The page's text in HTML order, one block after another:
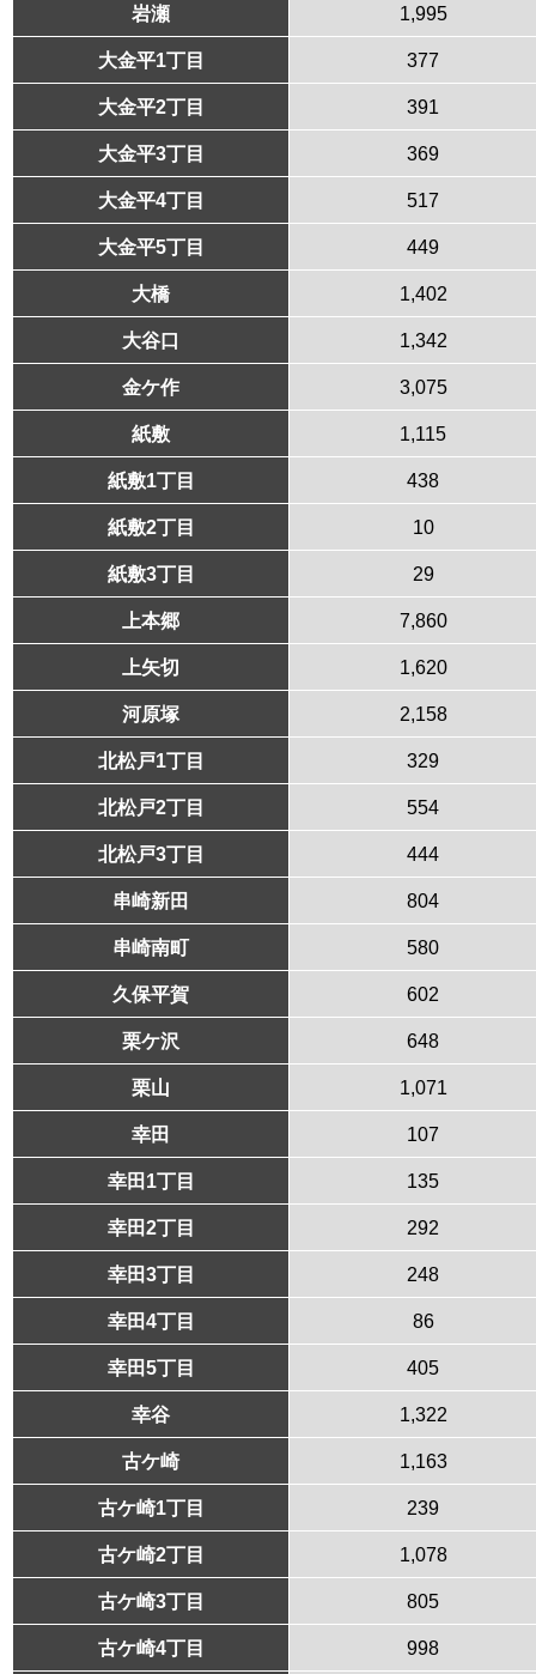
岩瀬 1,995
大金平1丁目 377
大金平2丁目 391
大金平3丁目 369
大金平4丁目 517
大金平5丁目 449
大橋 1,402
大谷口 1,342
金ケ作 3,075
紙敷 1,115
紙敷1丁目 438
紙敷2丁目 10
紙敷3丁目 29
上本郷 7,860
上矢切 1,620
河原塚 2,158
北松戸1丁目 329
北松戸2丁目 554
北松戸3丁目 444
串崎新田 804
串崎南町 580
久保平賀 602
栗ケ沢 648
栗山 1,071
幸田 107
幸田1丁目 135
幸田2丁目 292
幸田3丁目 248
幸田4丁目 86
幸田5丁目 405
幸谷 1,322
古ケ崎 1,163
古ケ崎1丁目 239
古ケ崎2丁目 1,078
古ケ崎3丁目 805
古ケ崎4丁目 998